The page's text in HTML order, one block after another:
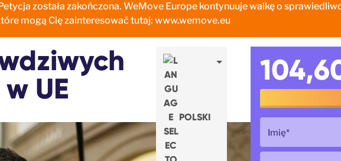
została zakończona. WeMove Europe kontynuuje walkę o
mogą Cię zainteresować tutaj: www.wemove.eu
POLSKI
UE
Imię*